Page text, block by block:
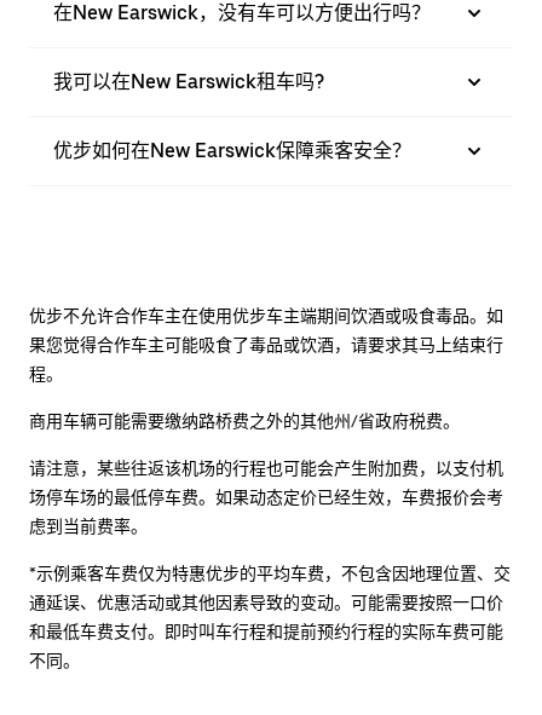
在New Earswick，没有车可以方便出行吗？
我可以在New Earswick租车吗?
优步如何在New Earswick保障乘客安全？
优步不允许合作车主在使用优步车主端期间饮酒或吸食毒品。如
果您觉得合作车主可能吸食了毒品或饮酒，请要求其马上结束行
程。
商用车辆可能需要缴纳路桥费之外的其他州/省政府税费。
请注意，某些往返该机场的行程也可能会产生附加费，以支付机
场停车场的最低停车费。如果动态定价已经生效，车费报价会考
虑到当前费率。
*示例乘客车费仅为特惠优步的平均车费，不包含因地理位置、交
通延误、优惠活动或其他因素导致的变动。可能需要按照一口价
和最低车费支付。即时叫车行程和提前预约行程的实际车费可能
不同。